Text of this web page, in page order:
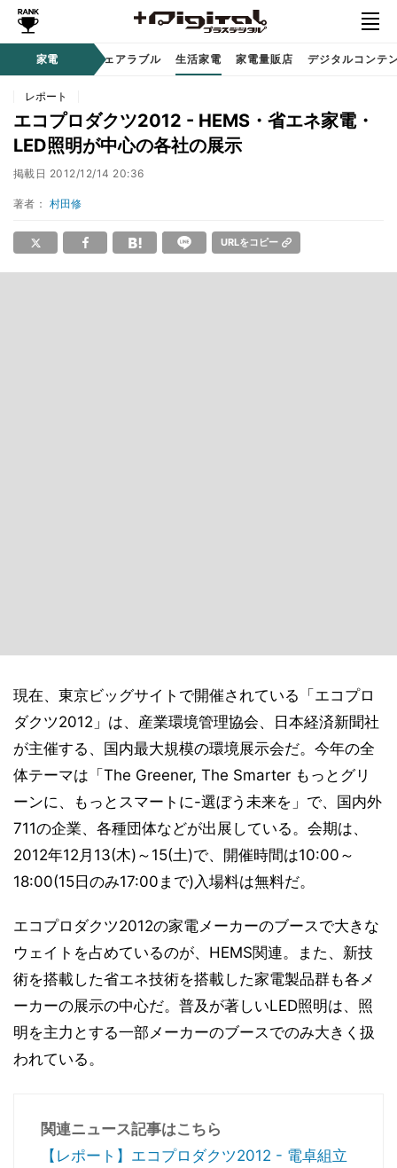
家電
ディオ 時計 / ウェアラブル 生活家電 家電量販店 デジタルコンテ
レポート
エコプロダクツ2012 - HEMS・省エネ家電・
LED照明が中心の各社の展示
掲載日 2012/12/14 20:36
著者： 村田修
URLをコピー
現在、東京ビッグサイトで開催されている「エコプロ
ダクツ2012」は、産業環境管理協会、日本経済新聞社
が主催する、国内最大規模の環境展示会だ。今年の全
体テーマは「The Greener, The Smarter もっとグリ
ーンに、もっとスマートに-選ぼう未来を」で、国内外
711の企業、各種団体などが出展している。会期は、
2012年12月13(木)～15(土)で、開催時間は10:00～
18:00(15日のみ17:00まで)入場料は無料だ。
エコプロダクツ2012の家電メーカーのブースで大きな
ウェイトを占めているのが、HEMS関連。また、新技
術を搭載した省エネ技術を搭載した家電製品群も各メ
ーカーの展示の中心だ。普及が著しいLED照明は、照
明を主力とする一部メーカーのブースでのみ大きく扱
われている。
関連ニュース記事はこちら
【レポート】エコプロダクツ2012 - 電卓組立